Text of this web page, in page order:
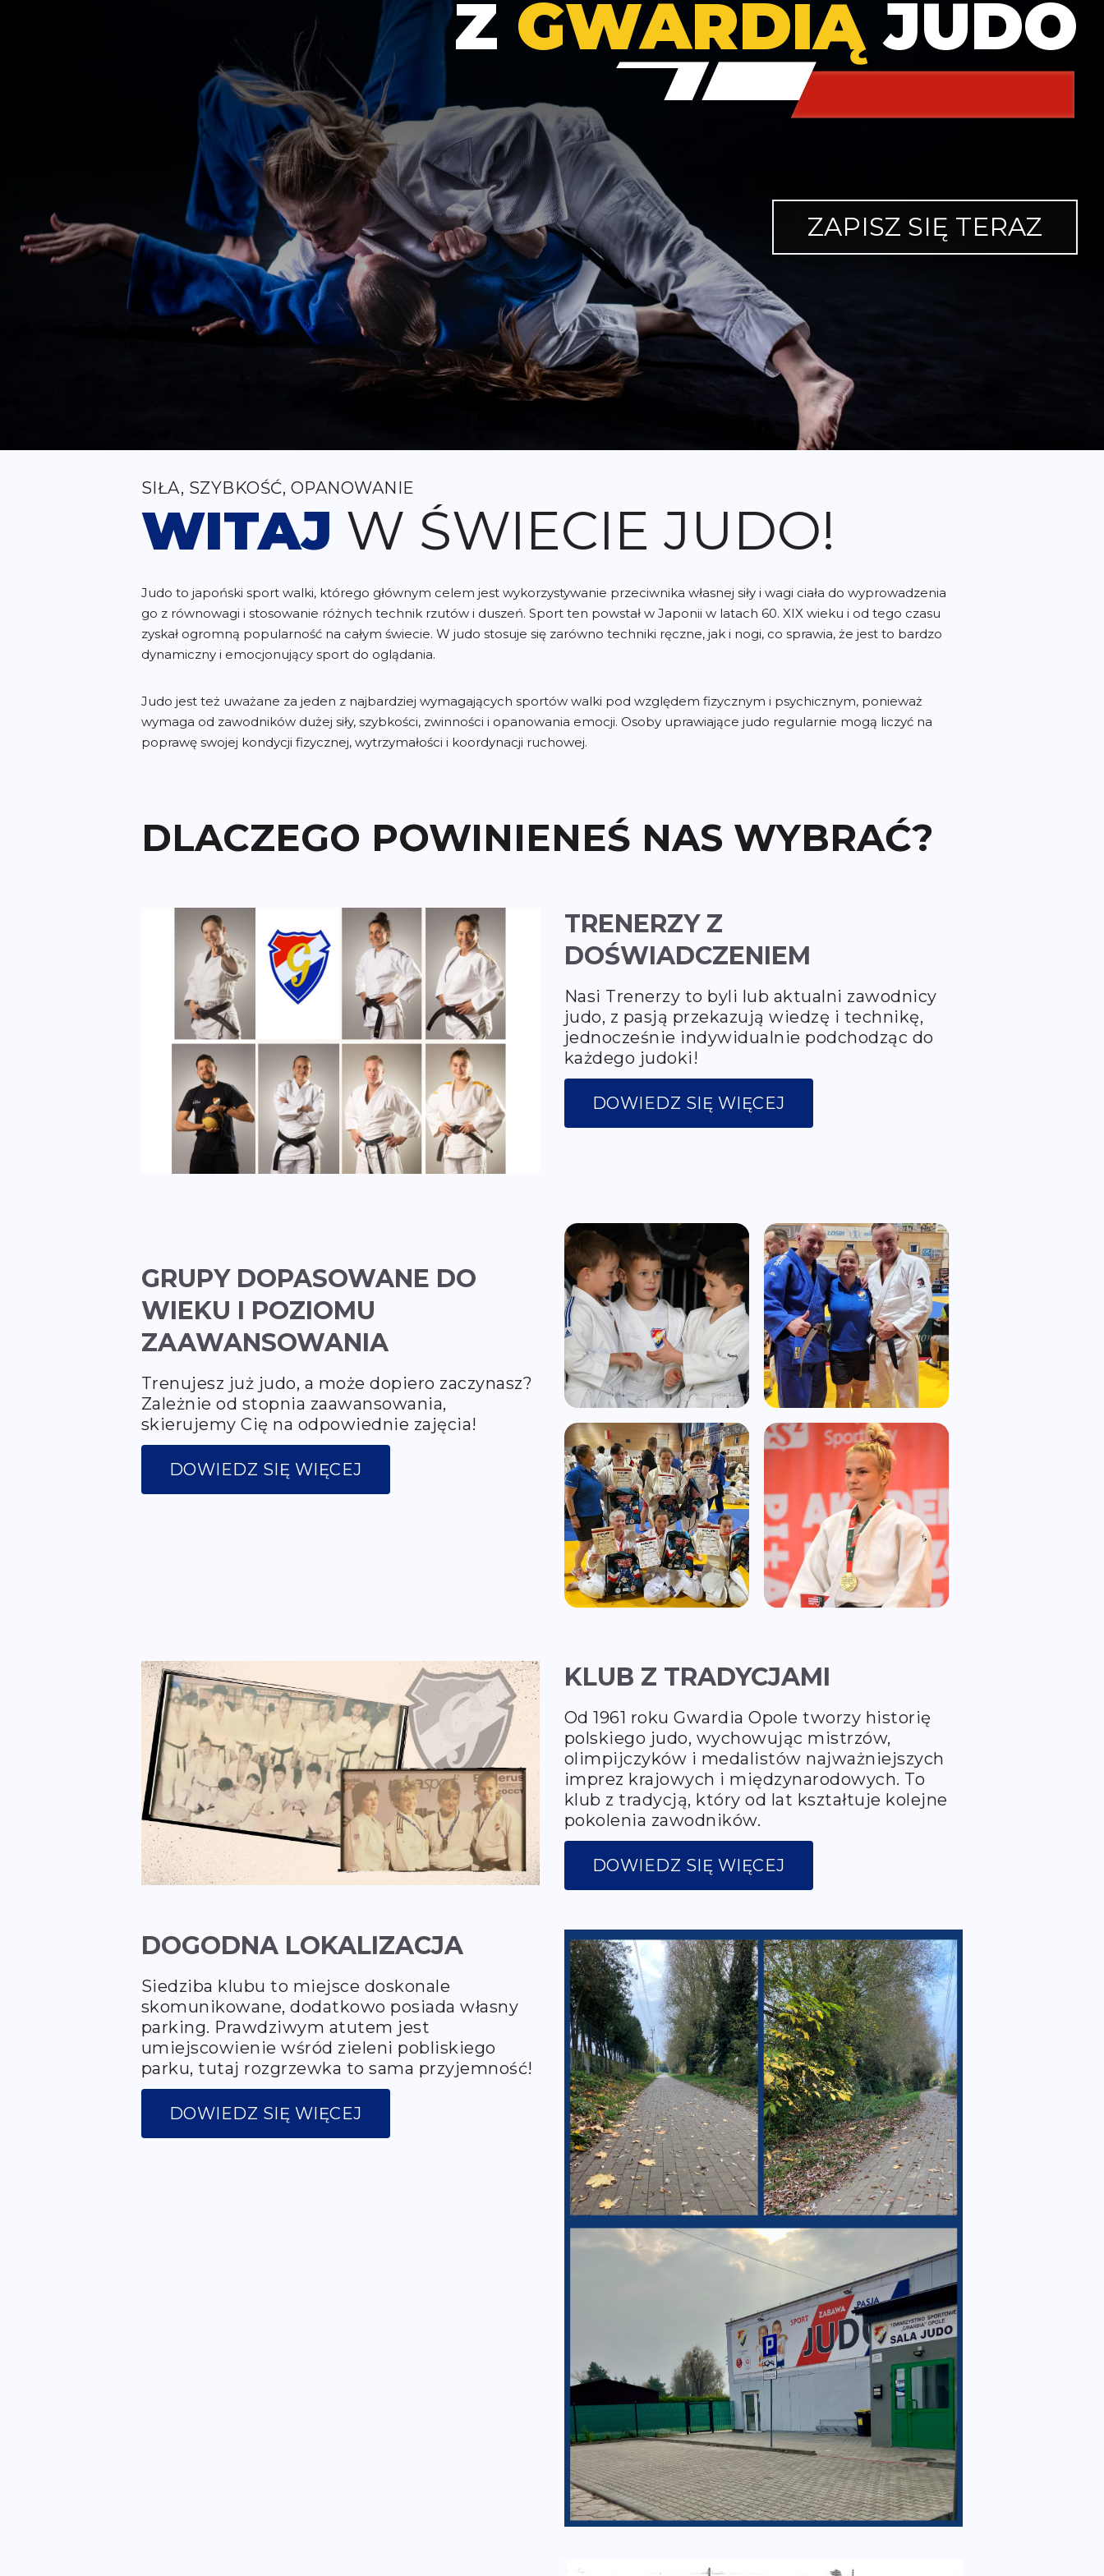
Z GWARDIĄJUDO
ZAPISZ SIĘ TERAZ
SIŁA, SZYBKOŚĆ, OPANOWANIE
WITAJ W ŚWIECIE JUDO!
Judo to japoński sport walki, którego głównym celem jest wykorzystywanie przeciwnika własnej siły i wagi ciała do wyprowadzenia
go z równowagi i stosowanie różnych technik rzutów i duszeń. Sport ten powstał w Japonii w latach 60. XIX wieku i od tego czasu
zyskał ogromną popularność na całym świecie. W judo stosuje się zarówno techniki ręczne, jak i nogi, co sprawia, że jest to bardzo
dynamiczny i emocjonujący sport do oglądania.
Judo jest też uważane za jeden z najbardziej wymagających sportów walki pod względem fizycznym i psychicznym, ponieważ
wymaga od zawodników dużej siły, szybkości, zwinności i opanowania emocji. Osoby uprawiające judo regularnie mogą liczyć na
poprawę swojej kondycji fizycznej, wytrzymałości i koordynacji ruchowej.
DLACZEGO POWINIENEŚ NAS WYBRAĆ?
TRENERZY Z
DOŚWIADCZENIEM
Nasi Trenerzy to byli lub aktualni zawodnicy
judo, z pasją przekazują wiedzę i technikę,
jednocześnie indywidualnie podchodząc do
każdego judoki!
DOWIEDZ SIĘ WIĘCEJ
GRUPY DOPASOWANE DO
WIEKU I POZIOMU
ZAAWANSOWANIA
Trenujesz już judo, a może dopiero zaczynasz?
Zależnie od stopnia zaawansowania,
skierujemy Cię na odpowiednie zajęcia!
DOWIEDZ SIĘ WIĘCEJ
KLUB Z TRADYCJAMI
Od 1961 roku Gwardia Opole tworzy historię
polskiego judo, wychowując mistrzów,
olimpijczyków i medalistów najważniejszych
imprez krajowych i międzynarodowych. To
klub z tradycją, który od lat kształtuje kolejne
pokolenia zawodników.
DOWIEDZ SIĘ WIĘCEJ
DOGODNA LOKALIZACJA
Siedziba klubu to miejsce doskonale
skomunikowane, dodatkowo posiada własny
parking. Prawdziwym atutem jest
umiejscowienie wśród zieleni pobliskiego
parku, tutaj rozgrzewka to sama przyjemność!
DOWIEDZ SIĘ WIĘCEJ